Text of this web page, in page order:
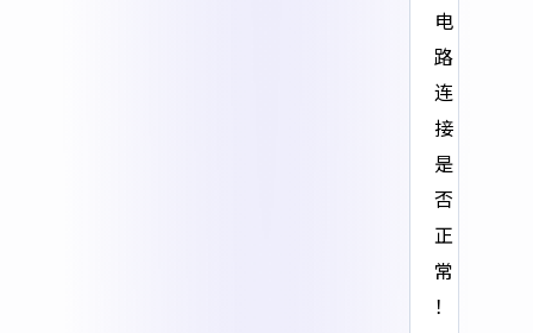
电
路
连
接
是
否
正
常
！